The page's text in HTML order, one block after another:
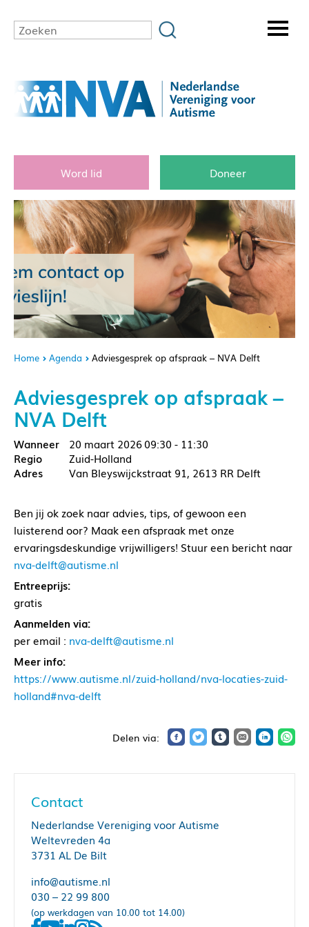
Word lid Doneer
Home Agenda Adviesgesprek op afspraak – NVA Delft
Adviesgesprek op afspraak –
NVA Delft
20 maart 202609:30 - 11:30
Zuid-Holland
Van Bleyswijckstraat 91, 2613 RR Delft
Ben jij ok zoek naar advies, tips, of gewoon een
luisterend oor? Maak een afspraak met onze
ervaringsdeskundige vrijwilligers! Stuur een bericht naar
nva-delft@autisme.nl
Entreeprijs:
gratis
Aanmelden via:
per email : nva-delft@autisme.nl
Meer info:
https://www.autisme.nl/zuid-holland/nva-locaties-zuid-
holland#nva-delft
Contact
Nederlandse Vereniging voor Autisme
Weltevreden 4a
3731 AL De Bilt
info@autisme.nl
030 – 22 99 800
(op werkdagen van 10.00 tot 14.00)